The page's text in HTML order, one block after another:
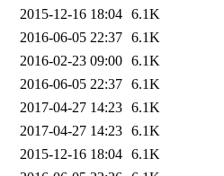
2015-12-16 18:04 6.1K
2016-06-05 22:37 6.1K
2016-02-23 09:00 6.1K
2016-06-05 22:37 6.1K
2017-04-27 14:23 6.1K
2017-04-27 14:23 6.1K
2015-12-16 18:04 6.1K